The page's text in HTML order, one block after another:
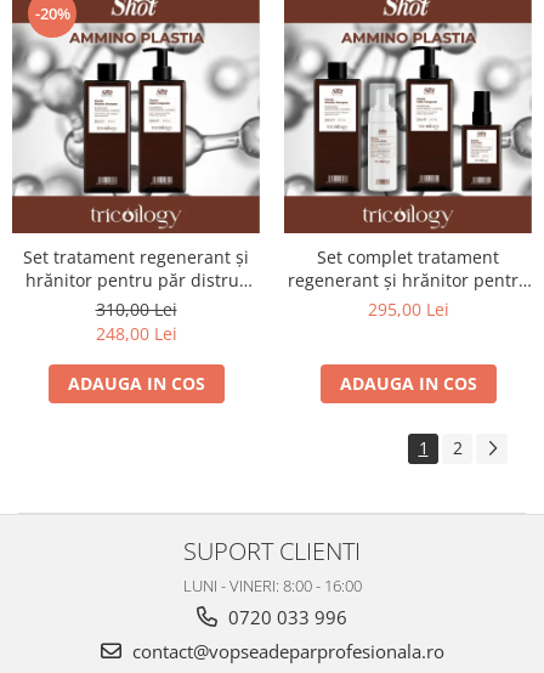
-20%
Set tratament regenerant și
hrănitor pentru păr distrus
Ammino Plastia - Shot
(șampon 500 ml + masca 500
ml)
310,00 Lei
248,00 Lei
ADAUGA IN COS
Set complet tratament
regenerant și hrănitor pentru
păr distrus Ammino Plastia -
295,00 Lei
ADAUGA IN COS
1 2
SUPORT CLIENTI
LUNI - VINERI: 8:00 - 16:00
0720 033 996
contact@vopseadeparprofesionala.ro